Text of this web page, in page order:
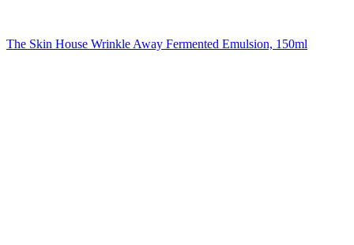
The Skin House Wrinkle Away Fermented Emulsion, 150ml